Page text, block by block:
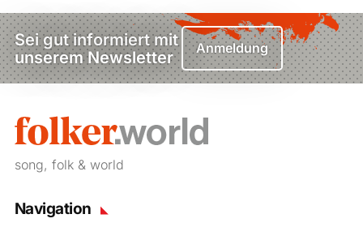
Sei gut informiert mit
unserem Newsletter
Anmeldung
song, folk & world
Navigation